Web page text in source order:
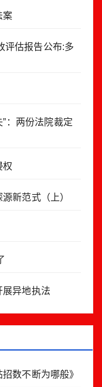
案
评估报告公布:多
：两份法院裁定
权
新范式（上）
展异地执法
招数不断为哪般》